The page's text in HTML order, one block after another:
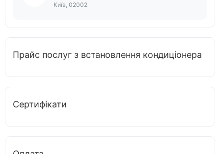
Київ, 02002
Прайс послуг з встановлення кондиціонера
Сертифікати